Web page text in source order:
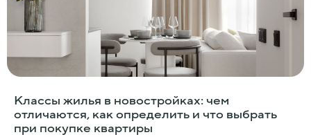
Классы жилья в новостройках: чем
отличаются, как определить и что выбрать
при покупке квартиры